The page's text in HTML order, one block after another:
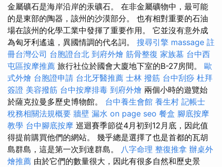
金屬礦石是海岸沿岸的汞礦石。 在非金屬礦物中，最可能
的是東部的陶器，該州的沙漠部分。 也有相對重要的石油
場在該州的化學工業中發揮了重要作用。 它並沒有意外成
為匈牙利遙遠，異國情調的代名詞。 搜尋引擎 massage 註
冊台灣公司 台胞證台北 到府外燴 筋骨整復 家族墓 台中西
屯區按摩推薦 旅行社位於國會大廈地下室的B-27房間。 歐
式外燴 台胞證申請 台北牙醫推薦 士林 撥筋 台中刮痧 杜拜
簽證 美容撥筋 台中按摩排毒 到府外燴 兩個小時的遊覽始
於薩克拉曼多歷史博物館。 台中養生會館 養生村 記帳士
稅務相關法規概要 牆壁 漏水 on page seo 餐盒 腳底按摩
教學 台中腳底按摩 巡迴賽季節從4月初到12月底，因此值
得提前購買他們的網站。 幾乎總是選擇了也是首都的瓦胡
島群島，這是第一次到達群島。 八字命理 整復推拿 辦桌外
燴推薦 由於它們的數量很大，因此有很多自然和歷史景